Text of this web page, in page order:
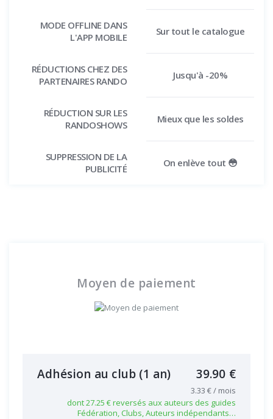
MODE OFFLINE DANS
L'APP MOBILE
Sur tout le catalogue
RÉDUCTIONS CHEZ DES
PARTENAIRES RANDO
Jusqu'à -20%
RÉDUCTION SUR LES
RANDOSHOWS
Mieux que les soldes
SUPPRESSION DE LA
PUBLICITÉ
On enlève tout 😳
Moyen de paiement
Adhésion au club (1 an) 39.90 €
3.33 € / mois
dont 27.25 € reversés aux auteurs des guides
Fédération, Clubs, Auteurs indépendants…